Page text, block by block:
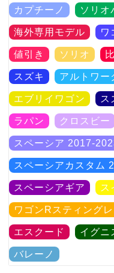
カプチーノ ソリオ
海外専用モデル ワ
値引き ソリオ
スズキ アルトワー
エブリイワゴン ス
ラパン クロスビー
スペーシア 2017-
スペーシアカスタム
スペーシアギア ス
ワゴンRスティング
エスクード イグニ
バレーノ